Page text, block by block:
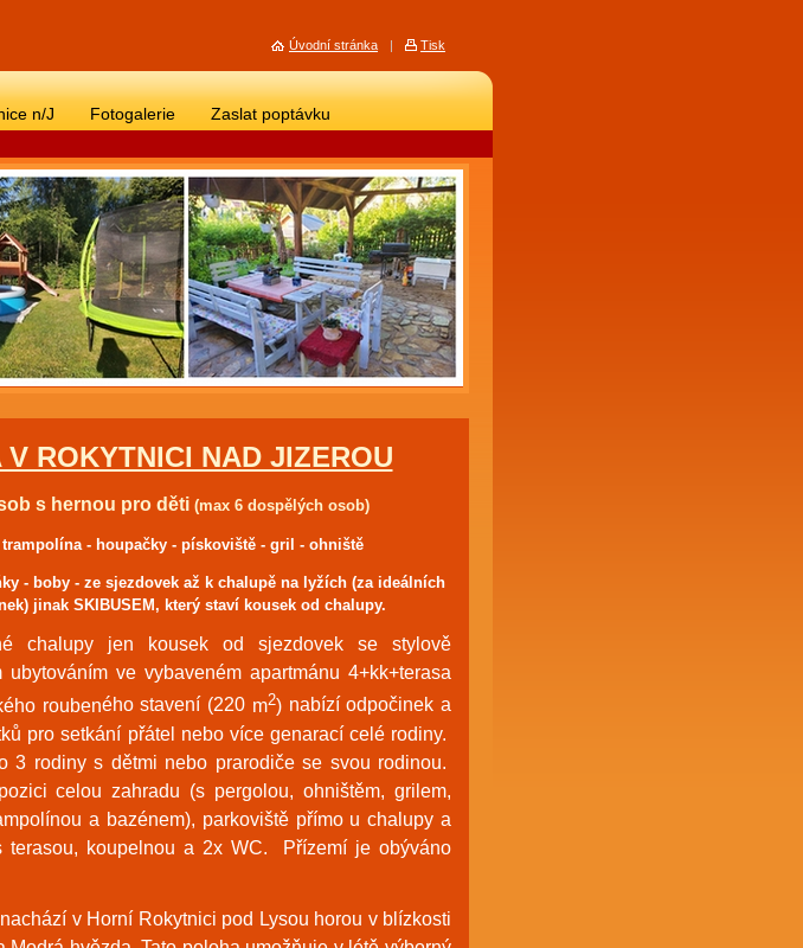
n/J Fotogalerie Zaslat poptávku
V ROKYTNICI NAD JIZEROU
s hernou pro děti (max 6 dospělých osob)
trampolína - houpačky - pískoviště - gril - ohniště
- boby - ze sjezdovek až k chalupě na lyžích (za ideálních
jinak SKIBUSEM, který staví kousek od chalupy.
chalupy jen kousek od sjezdovek se stylově
ubytováním ve vybaveném apartmánu 4+kk+terasa
roubeného stavení (220 m2) nabízí odpočinek a
pro setkání přátel nebo více genarací celé rodiny.
3 rodiny s dětmi nebo prarodiče se svou rodinou.
celou zahradu (s pergolou, ohništěm, grilem,
a bazénem), parkoviště přímo u chalupy a
terasou, koupelnou a 2x WC. Přízemí je obýváno
v Horní Rokytnici pod Lysou horou v blízkosti
Úvodní stránka | Tisk